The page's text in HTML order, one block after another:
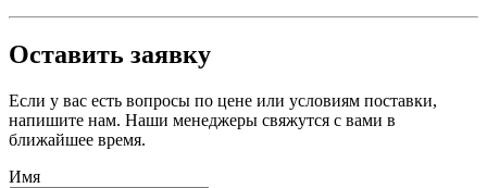
Оставить заявку
Если у вас есть вопросы по цене или условиям поставки,
напишите нам. Наши менеджеры свяжутся с вами в
ближайшее время.
Имя